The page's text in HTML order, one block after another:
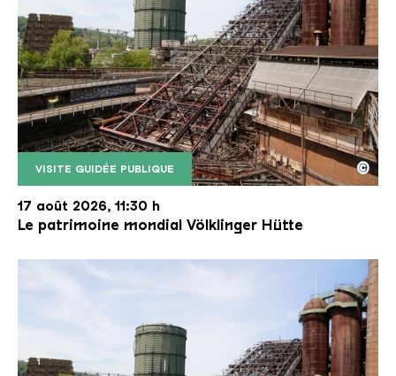
VISITE GUIDÉE PUBLIQUE
Le monte-charge incliné de la Völklinger Hütte
Copyright: Weltkulturerbe Völklinger Hütte | Karl
©
17 août 2026, 11:30 h
Le patrimoine mondial Völklinger Hütte